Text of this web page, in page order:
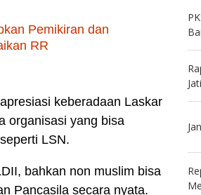
Pemikiran dan
RR
keberadaan Laskar
organisasi yang bisa
LSN.
bahkan non muslim bisa
Pancasila secara nyata.